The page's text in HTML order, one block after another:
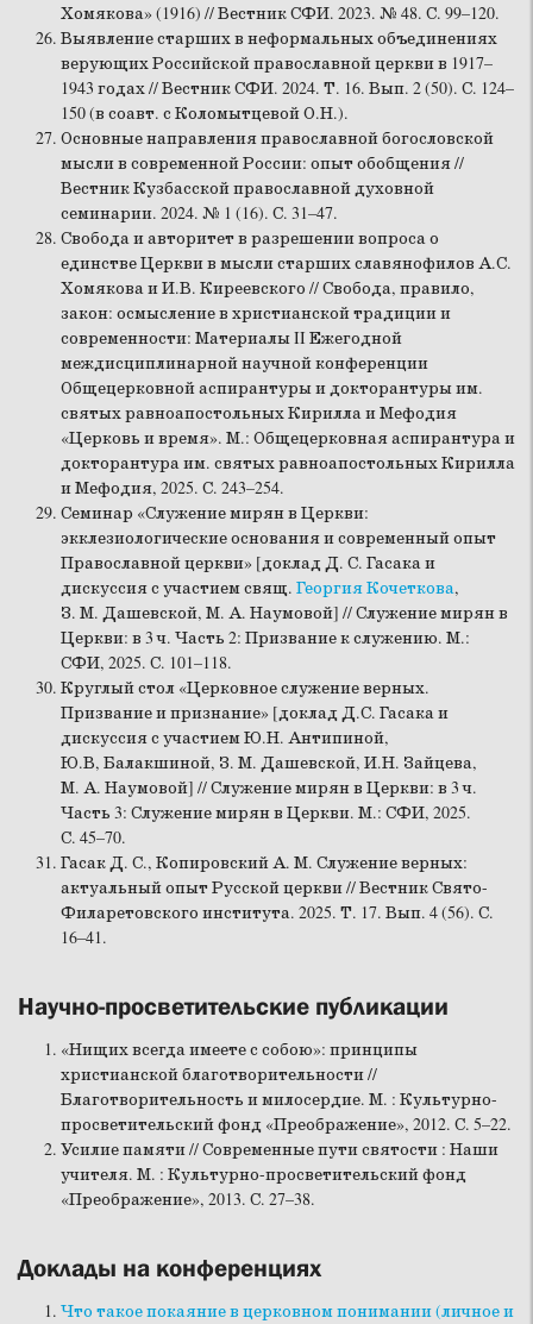
Хомякова» (1916) // Вестник СФИ. 2023. № 48. С. 99–120.
Выявление старших в неформальных объединениях
верующих Российской православной церкви в 1917–
1943 годах // Вестник СФИ. 2024. Т. 16. Вып. 2 (50). С. 124–
150 (в соавт. с Коломытцевой О.Н.).
Основные направления православной богословской
мысли в современной России: опыт обобщения //
Вестник Кузбасской православной духовной
семинарии. 2024. № 1 (16). С. 31–47.
Свобода и авторитет в разрешении вопроса о
единстве Церкви в мысли старших славянофилов А.С.
Хомякова и И.В. Киреевского // Свобода, правило,
закон: осмысление в христианской традиции и
современности: Материалы II Ежегодной
междисциплинарной научной конференции
Общецерковной аспирантуры и докторантуры им.
святых равноапостольных Кирилла и Мефодия
«Церковь и время». М.: Общецерковная аспирантура и
докторантура им. святых равноапостольных Кирилла
и Мефодия, 2025. С. 243–254.
Семинар «Служение мирян в Церкви:
экклезиологические основания и современный опыт
Православной церкви» [доклад Д. С. Гасака и
дискуссия с участием свящ. Георгия Кочеткова,
З. М. Дашевской, М. А. Наумовой] // Служение мирян в
Церкви: в 3 ч. Часть 2: Призвание к служению. М.:
СФИ, 2025. С. 101–118.
Круглый стол «Церковное служение верных.
Призвание и признание» [доклад Д.С. Гасака и
дискуссия с участием Ю.Н. Антипиной,
Ю.В, Балакшиной, З. М. Дашевской, И.Н. Зайцева,
М. А. Наумовой] // Служение мирян в Церкви: в 3 ч.
Часть 3: Служение мирян в Церкви. М.: СФИ, 2025.
С. 45–70.
Гасак Д. С., Копировский А. М. Служение верных:
актуальный опыт Русской церкви // ­Вестник Свято-
Филаретовского института. 2025. Т. 17. Вып. 4 (56). С.
16–41.
Научно-просветительские публикации
«Нищих всегда имеете с собою»: принципы
христианской благотворительности //
Благотворительность и милосердие. М. : Культурно-
просветительский фонд «Преображение», 2012. С. 5–22.
Усилие памяти // Современные пути святости : Наши
учителя. М. : Культурно-просветительский фонд
«Преображение», 2013. С. 27–38.
Доклады на конференциях
Что такое покаяние в церковном понимании (личное и